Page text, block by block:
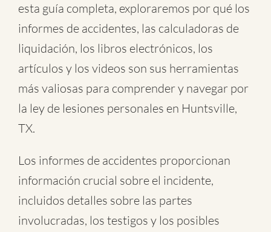
esta guía completa, exploraremos por qué los
informes de accidentes, las calculadoras de
liquidación, los libros electrónicos, los
artículos y los videos son sus herramientas
más valiosas para comprender y navegar por
la ley de lesiones personales en Huntsville,
TX.
Los informes de accidentes proporcionan
información crucial sobre el incidente,
incluidos detalles sobre las partes
involucradas, los testigos y los posibles